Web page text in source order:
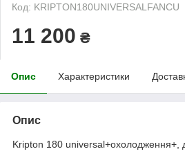
Код: KRIPTON180UNIVERSALFANCU
11 200 ₴
Опис Характеристики
Опис
Kripton 180 universal+охолодження+,